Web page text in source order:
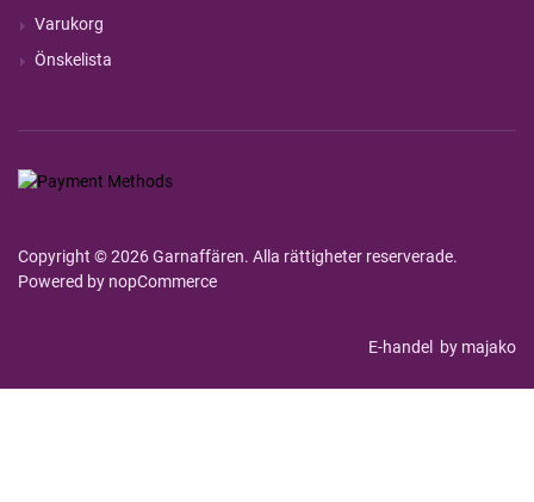
Varukorg
Önskelista
Copyright © 2026 Garnaffären. Alla rättigheter reserverade.
Powered by nopCommerce
E-handel by majako